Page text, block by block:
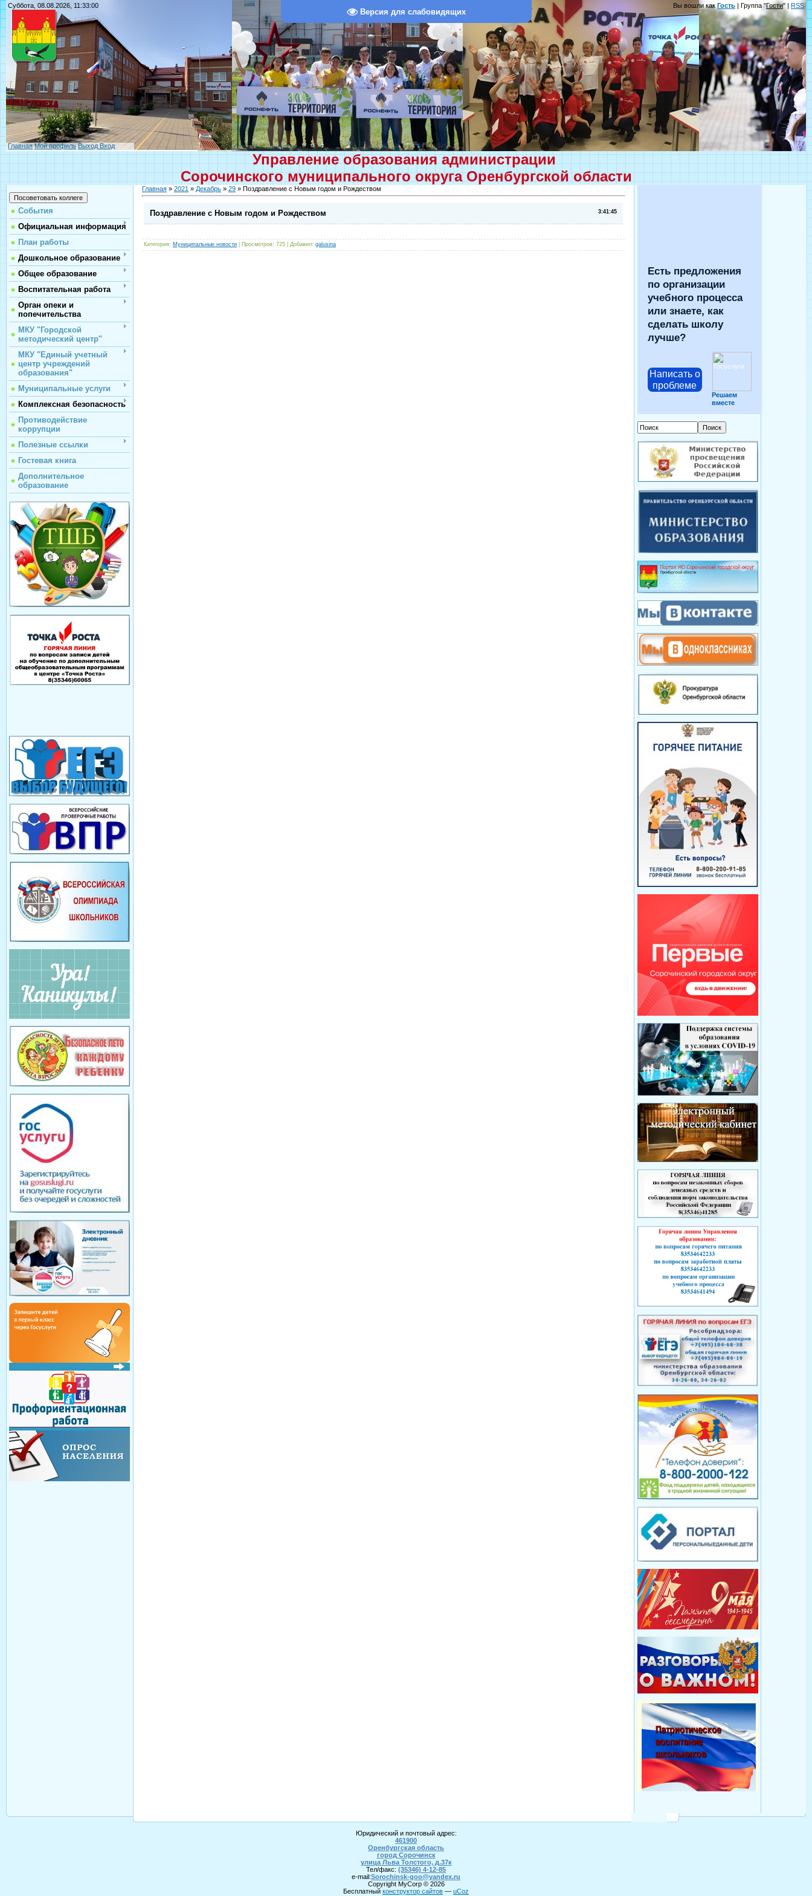
Версия для слабовидящих
Суббота, 08.08.2026, 11:33:00 Вы вошли какГость | Группа "Гости" | RSS
Главная Мой профиль Выход Вход
Управление образования администрации
Сорочинского муниципального округа Оренбургской области
События
Официальная информация
План работы
Дошкольное образование
Общее образование
Воспитательная работа
Орган опеки и
попечительства
МКУ "Городской
методический центр"
МКУ "Единый учетный
центр учреждений
образования"
Муниципальные услуги
Комплексная безопасность
Противодействие
коррупции
Полезные ссылки
Гостевая книга
Дополнительное
образование
Главная » 2021 » Декабрь » 29 » Поздравление с Новым годом и Рождеством
3:41:45
Поздравление с Новым годом и Рождеством
Категория: Муниципальные новости Просмотров: 725 | Добавил: galusina
Есть предложения
по организации
учебного процесса
или знаете, как
сделать школу
лучше?
Написать о
проблеме
Решаем
вместе
Юридический и почтовый адрес:
461900
Оренбургская область
город Сорочинск
улица Льва Толстого, д.37к
Тел/факс: (35346) 4-12-85
e-mail:Sorochinsk-goo@yandex.ru
Copyright MyCorp © 2026
Бесплатный конструктор сайтов — uCoz